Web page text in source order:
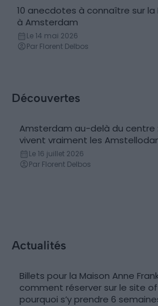
Histoire & anecdotes
10 anecdotes à connaître sur la
à Amsterdam
Le 14 mai 2026
Par Florent Delbos
Découvertes
Amsterdam au-delà du centre
vivent vraiment les
Le 16 juillet 2026
Par Florent Delbos
Actualités
Billets pour la Maison Anne
comment réserver sur le site
pourquoi s’y prendre 6